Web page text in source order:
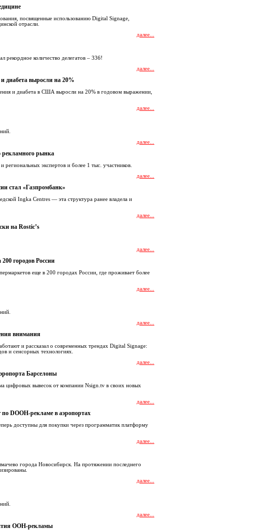
посвященные использованию Digital Signage,
отрасли.
далее...
количество делегатов – 336!
далее...
диабета выросли на 20%
и диабета в США выросли на 20% в годовом выражении,
далее...
далее...
рекламного рынка
экспертов и более 1 тыс. участников.
далее...
стал «Газпромбанк»
Ingka Centres — эта структура ранее владела и
далее...
на Rostic’s
далее...
городов России
еще в 200 городах России, где проживает более
далее...
далее...
внимания
и рассказал о современных трендах Digital Signage:
и сенсорных технологиях.
далее...
Барселоны
цифровых вывесок от компании Nsign.tv в своих новых
далее...
DOOH-рекламе в аэропортах
доступны для покупки через программатик платформу
далее...
города Новосибирск. На протяжении последнего
далее...
далее...
ООН-рекламы